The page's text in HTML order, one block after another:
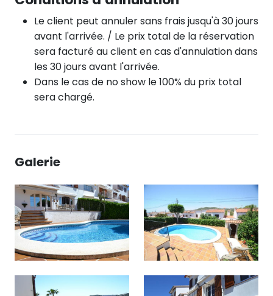
Le client peut annuler sans frais jusqu'à 30 jours
avant l'arrivée. / Le prix total de la réservation
sera facturé au client en cas d'annulation dans
les 30 jours avant l'arrivée.
Dans le cas de no show le 100% du prix total
sera chargé.
Galerie